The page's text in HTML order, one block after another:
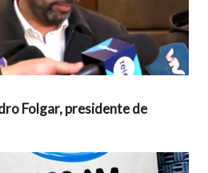
Folgar, presidente de